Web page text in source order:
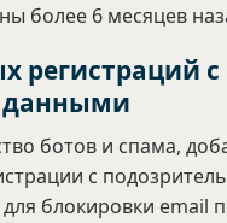
более 6 месяцев
регистраций с
данными
ботов и спама,
с
блокировки email